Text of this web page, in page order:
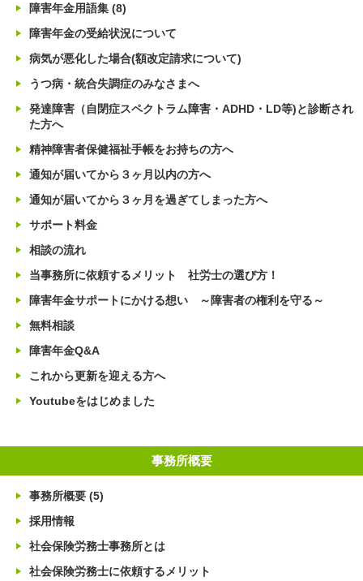
障害年金用語集 (8)
障害年金の受給状況について
病気が悪化した場合(額改定請求について)
うつ病・統合失調症のみなさまへ
発達障害（自閉症スペクトラム障害・ADHD・LD等)と診断され
た方へ
精神障害者保健福祉手帳をお持ちの方へ
通知が届いてから３ヶ月以内の方へ
通知が届いてから３ヶ月を過ぎてしまった方へ
サポート料金
相談の流れ
当事務所に依頼するメリット 社労士の選び方！
障害年金サポートにかける想い ～障害者の権利を守る～
無料相談
障害年金Q&A
これから更新を迎える方へ
Youtubeをはじめました
事務所概要
事務所概要 (5)
採用情報
社会保険労務士事務所とは
社会保険労務士に依頼するメリット